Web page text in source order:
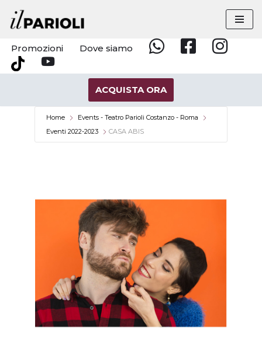
Vai
al
contenuto
Promozioni Dove siamo
WhatsappFacebookInstagram
Tik
YouTube
ACQUISTA ORA
Home
Events - Teatro Parioli Costanzo - Roma
Eventi 2022-2023
CASA ABIS